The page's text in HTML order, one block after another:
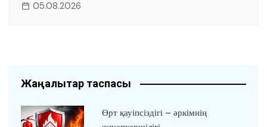
05.08.2026
Жаңалықтар таспасы
Өрт қауіпсіздігі – әркімнің